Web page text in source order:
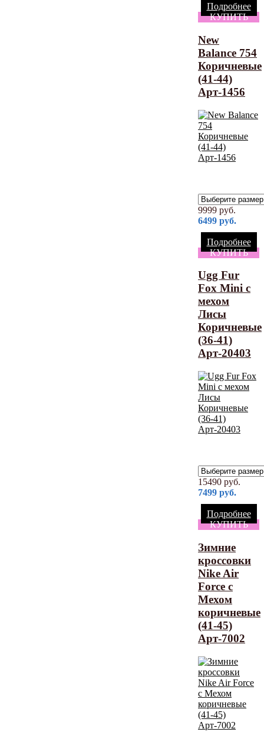
Подробнее
КУПИТЬ
New
Balance 754
Коричневые
(41-44)
Арт-1456
9999 руб.
6499 руб.
Подробнее
КУПИТЬ
Ugg Fur
Fox Mini с
мехом
Лисы
Коричневые
(36-41)
Арт-20403
15490 руб.
7499 руб.
Подробнее
КУПИТЬ
Зимние
кроссовки
Nike Air
Force с
Мехом
коричневые
(41-45)
Арт-7002